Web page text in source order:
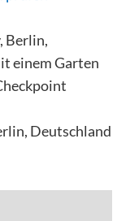
Berlin,
einem Garten
Deutschland